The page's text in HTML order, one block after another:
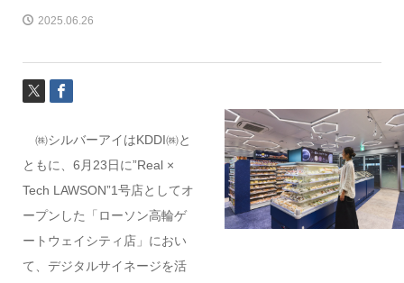
2025.06.26
㈱シルバーアイはKDDI㈱と
ともに、6月23日に”Real ×
Tech LAWSON”1号店としてオ
ープンした「ローソン高輪ゲ
ートウェイシティ店」におい
て、デジタルサイネージを活